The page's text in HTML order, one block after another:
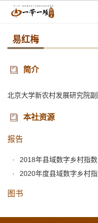
易红梅
简介
北京大学新农村发展研究院
本社资源
报告
2018年县域数字乡村指数
2020年度县域数字乡村
图书